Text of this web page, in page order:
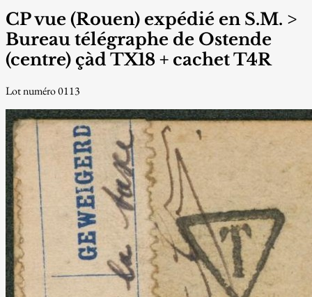
CP vue (Rouen) expédié en S.M. >
Bureau télégraphe de Ostende
(centre) çàd TX18 + cachet T4R
Lot numéro 0113